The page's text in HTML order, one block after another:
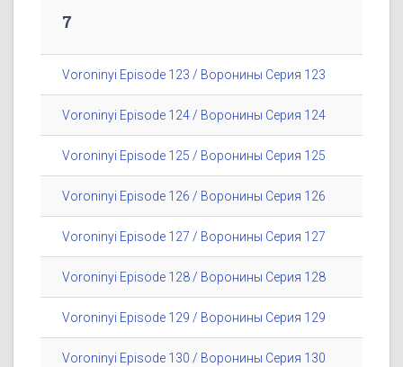
7
Voroninyi Episode 123 / Воронины Серия 123
Voroninyi Episode 124 / Воронины Серия 124
Voroninyi Episode 125 / Воронины Серия 125
Voroninyi Episode 126 / Воронины Серия 126
Voroninyi Episode 127 / Воронины Серия 127
Voroninyi Episode 128 / Воронины Серия 128
Voroninyi Episode 129 / Воронины Серия 129
Voroninyi Episode 130 / Воронины Серия 130